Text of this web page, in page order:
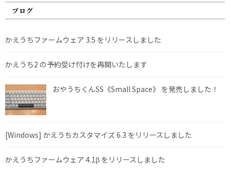
ブログ
かえうちファームウェア 3.5 をリリースしました
かえうち2 の予約受け付けを再開いたします
おやうちくんSS《Small Space》 を発売しました！
[Windows] かえうちカスタマイズ 6.3 をリリースしました
かえうちファームウェア 4.1β をリリースしました